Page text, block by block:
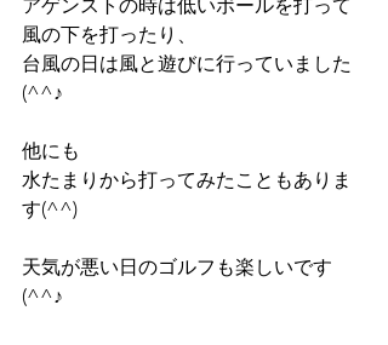
アゲンストの時は低いボールを打って
風の下を打ったり、
台風の日は風と遊びに行っていました
(^^♪
他にも
水たまりから打ってみたこともありま
す(^^)
天気が悪い日のゴルフも楽しいです
(^^♪